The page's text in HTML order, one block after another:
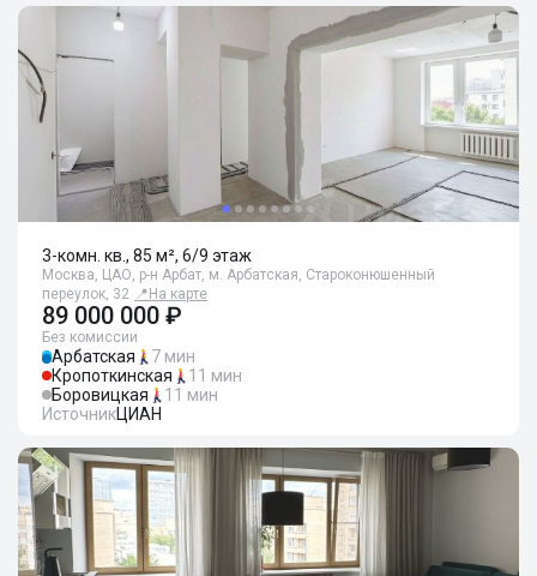
3-комн. кв., 85 м², 6/9 этаж
Москва, ЦАО, р-н Арбат, м. Арбатская, Староконюшенный
переулок, 32 📍 На карте
89 000 000 ₽
Без комиссии
Арбатская
7 мин
Кропоткинская
11 мин
Боровицкая
11 мин
ИсточникЦИАН